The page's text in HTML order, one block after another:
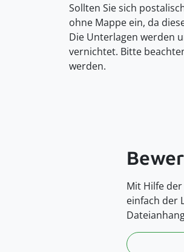
Sollten Sie sich
ohne Mappe ein, da
Die Unterlagen werden
vernichtet. Bitte
werden.
Mit Hilfe
einfach der